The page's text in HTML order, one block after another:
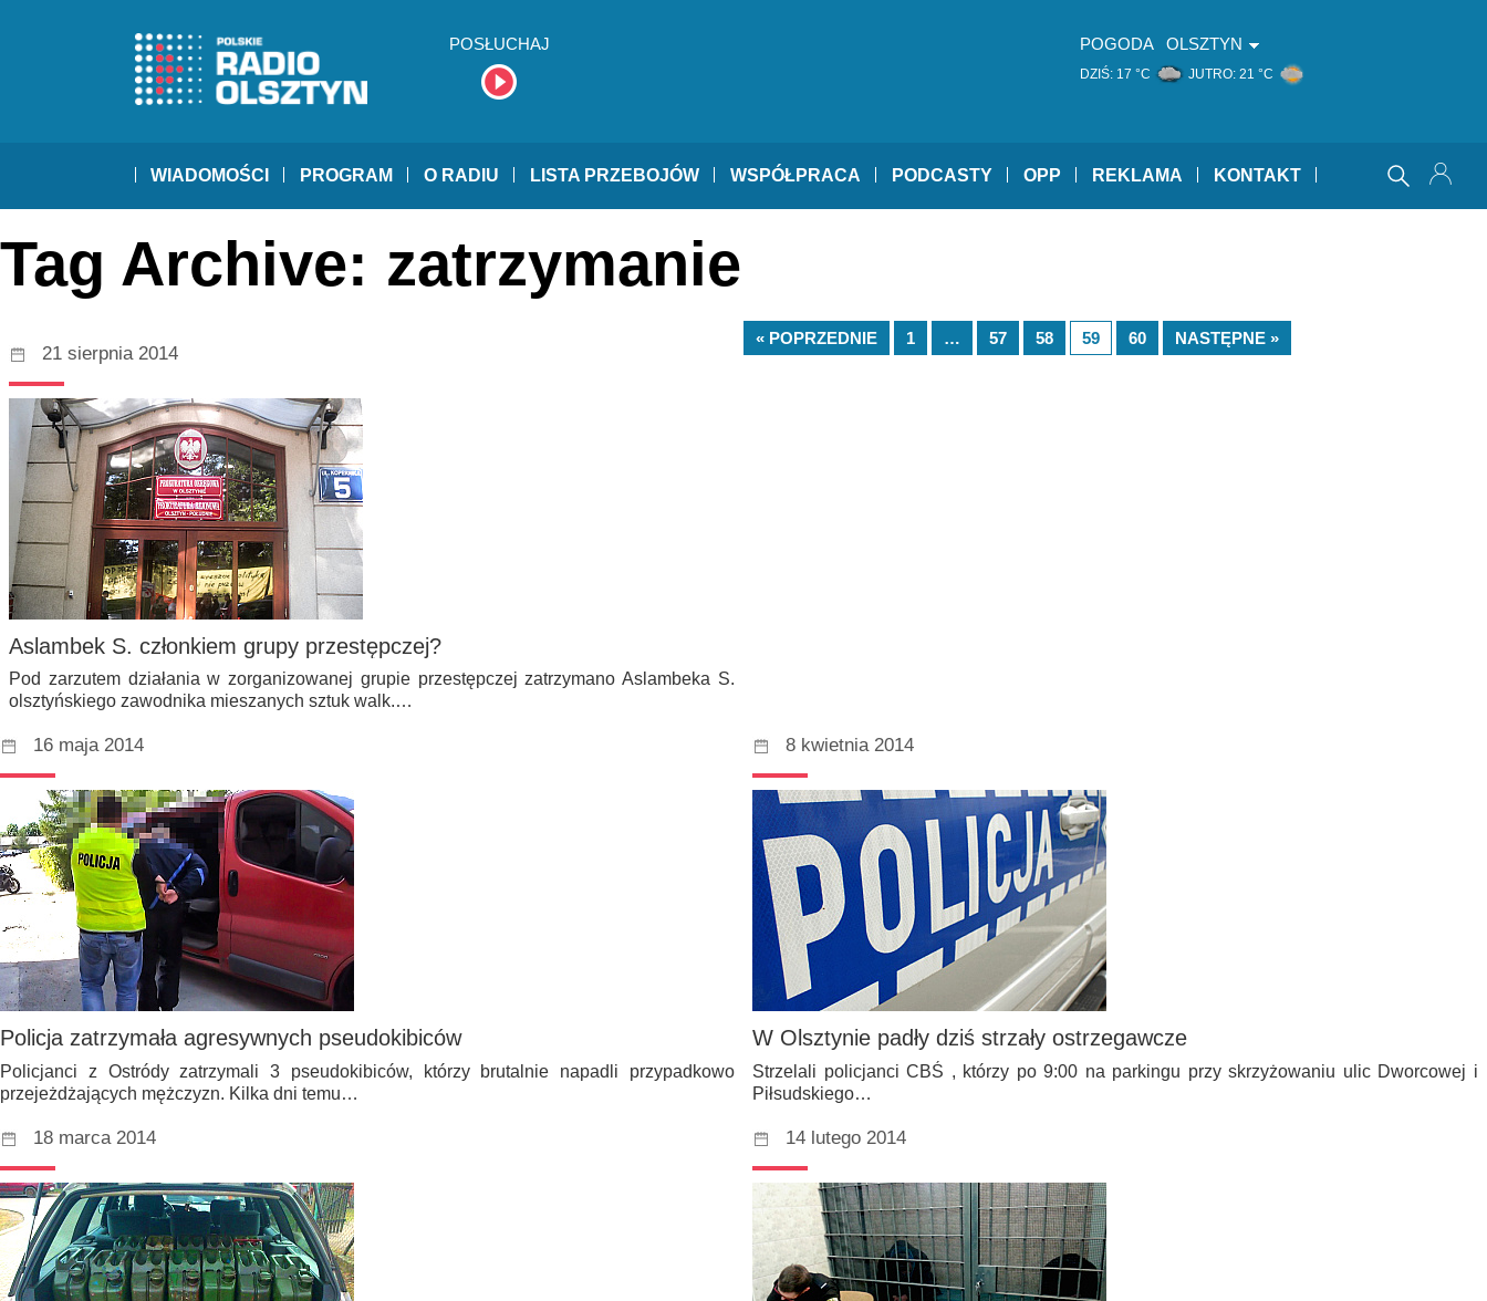
POSŁUCHAJ POGODA OLSZTYN
DZIŚ: 17 °C JUTRO: 21 °C
WIADOMOŚCI PROGRAM O RADIU LISTA PRZEBOJÓW WSPÓŁPRACA PODCASTY OPP REKLAMA KONTAKT
Tag Archive: zatrzymanie
21 sierpnia 2014
Aslambek S. członkiem grupy przestępczej?
Pod zarzutem działania w zorganizowanej grupie przestępczej zatrzymano Aslambeka S.
olsztyńskiego zawodnika mieszanych sztuk walk.…
16 maja 2014
Policja zatrzymała agresywnych pseudokibiców
Policjanci z Ostródy zatrzymali 3 pseudokibiców, którzy brutalnie napadli przypadkowo
przejeżdżających mężczyzn. Kilka dni temu…
8 kwietnia 2014
W Olsztynie padły dziś strzały ostrzegawcze
Strzelali policjanci CBŚ , którzy po 9:00 na parkingu przy skrzyżowaniu ulic Dworcowej i
Piłsudskiego…
18 marca 2014 14 lutego 2014
« POPRZEDNIE 1 … 57 58 59 60 NASTĘPNE »